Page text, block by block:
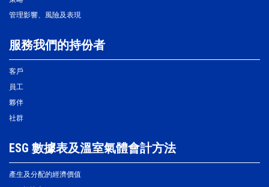
管理影響、風險及表現
服務我們的持份者
客戶
員工
夥伴
社群
ESG 數據表及溫室氣體會計方法
產生及分配的經濟價值